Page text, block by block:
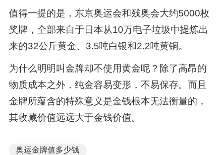
值得一提的是，东京奥运会和残奥会大约5000枚
奖牌，全部来自于日本从10万电子垃圾中提炼出
来的32公斤黄金、3.5吨白银和2.2吨黄铜。
为什么明明叫金牌却不使用黄金呢？除了高昂的
物质成本之外，纯金容易变形，不易保存。而且
金牌所蕴含的特殊意义是金钱根本无法衡量的，
其收藏价值远远大于金钱价值。
奥运金牌值多少钱